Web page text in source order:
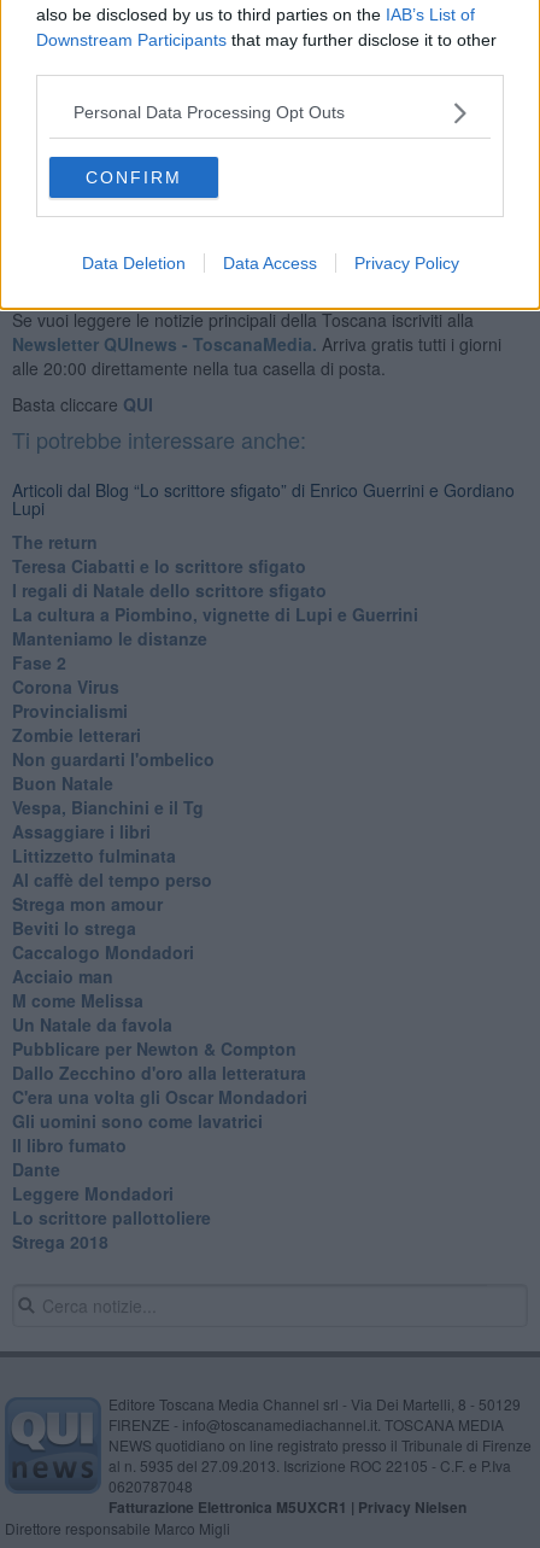
also be disclosed by us to third parties on the IAB’s List of
Downstream Participants that may further disclose it to other
Personal Data Processing Opt Outs
CONFIRM
Data Deletion Data Access Privacy Policy
Enrico Guerrini e Gordiano Lupi
Se vuoi leggere le notizie principali della Toscana iscriviti alla
Newsletter QUInews - ToscanaMedia. Arriva gratis tutti i giorni
alle 20:00 direttamente nella tua casella di posta.
Basta cliccare QUI
Ti potrebbe interessare anche:
Articoli dal Blog “Lo scrittore sfigato” di Enrico Guerrini e Gordiano
Lupi
The return
Teresa Ciabatti e lo scrittore sfigato
I regali di Natale dello scrittore sfigato
La cultura a Piombino, vignette di Lupi e Guerrini
Manteniamo le distanze
Fase 2
Corona Virus
Provincialismi
Zombie letterari
Non guardarti l'ombelico
Buon Natale
Vespa, Bianchini e il Tg
Assaggiare i libri
Littizzetto fulminata
Al caffè del tempo perso
Strega mon amour
Beviti lo strega
Caccalogo Mondadori
Acciaio man
M come Melissa
Un Natale da favola
Pubblicare per Newton & Compton
Dallo Zecchino d'oro alla letteratura
C'era una volta gli Oscar Mondadori
Gli uomini sono come lavatrici
Il libro fumato
Dante
Leggere Mondadori
Lo scrittore pallottoliere
Strega 2018
Editore Toscana Media Channel srl - Via Dei Martelli, 8 - 50129
FIRENZE - info@toscanamediachannel.it. TOSCANA MEDIA
NEWS quotidiano on line registrato presso il Tribunale di Firenze
al n. 5935 del 27.09.2013. Iscrizione ROC 22105 - C.F. e P.Iva
0620787048
Fatturazione Elettronica M5UXCR1 | Privacy Nielsen
Direttore responsabile Marco Migli